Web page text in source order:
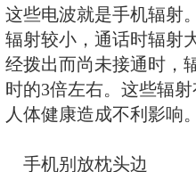
多的关注。手机
如何把危害的程
心的问题。
当人们使用手
线电波，而无